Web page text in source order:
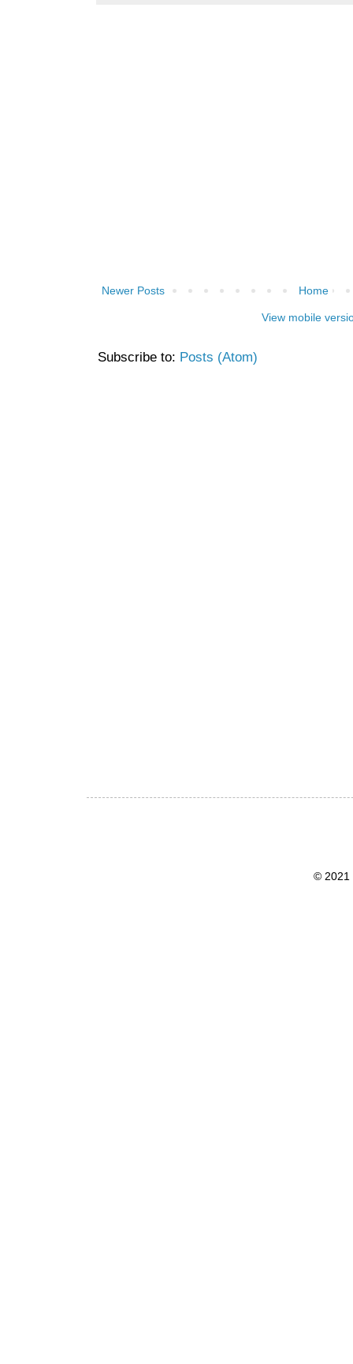
Newer Posts Home
View mobile
Subscribe to: Posts (Atom)
© 2021